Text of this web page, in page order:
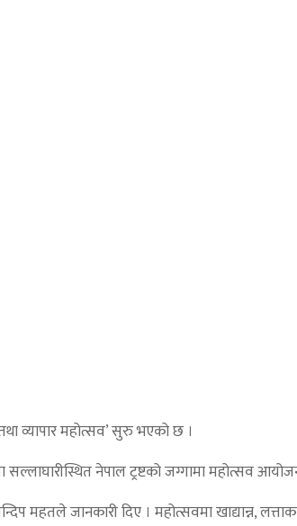
व्यापार महोत्सव’ सुरु भएको छ ।
नेपाल ट्रष्टको जग्गामा महोत्सव
जानकारी दिए । महोत्सवमा खाद्यान्न,